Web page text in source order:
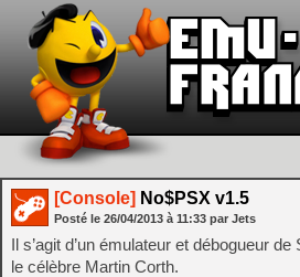
[Console] No$PSX v1.5
Posté le 26/04/2013 à 11:33 par Jets
Il s’agit d’un émulateur et débogueur
le célèbre Martin Corth.